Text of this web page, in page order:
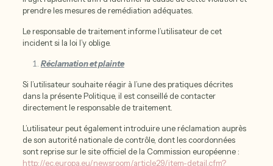
prendre les mesures de remédiation adéquates.
Le responsable de traitement informe l’utilisateur de cet
incident si la loi l’y oblige.
Réclamation et plainte
Si l’utilisateur souhaite réagir à l’une des pratiques décrites
dans la présente Politique, il est conseillé de contacter
directement le responsable de traitement.
L’utilisateur peut également introduire une réclamation auprès
de son autorité nationale de contrôle, dont les coordonnées
sont reprise sur le site officiel de la Commission européenne :
http://ec.europa.eu/newsroom/article29/item-detail.cfm?